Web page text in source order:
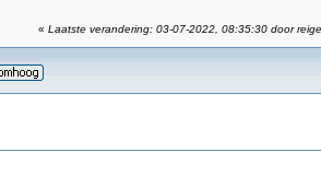
« Laatste verandering: 03-07-2022, 08:35:30 door